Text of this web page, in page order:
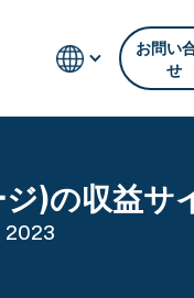
お問い
せ
)の収益サ
2023